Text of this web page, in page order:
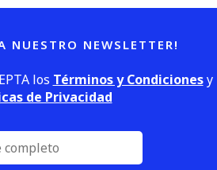
NUESTRO NEWSLETTER!
los Términos y Condicionesy
de Privacidad